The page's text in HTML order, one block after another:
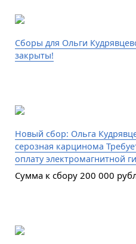
Сборы для Ольги
закрыты!
Новый сбор: Ольга
серозная карцинома
оплату электромагнитной
Сумма к сбору 200 000